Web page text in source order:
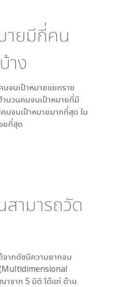
ายมีกี่คน
าง
นจนเป้าหมายแยกราย
นวนคนจนเป้าหมายที่มี
นจนเป้าหมายมากที่สุด ใน
ยที่สุด
ามารถวัด
จากดัชนีความยากจน
าจาก 5 มิติ ได้แก่ ด้าน